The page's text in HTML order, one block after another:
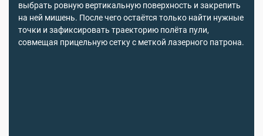
выбрать ровную вертикальную поверхность и закрепить
на ней мишень. После чего остаётся только найти нужные
точки и зафиксировать траекторию полёта пули,
совмещая прицельную сетку с меткой лазерного патрона.